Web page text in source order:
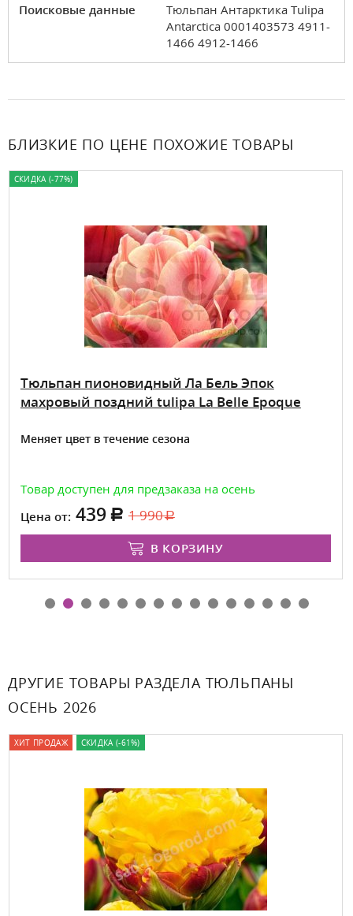
Поисковые данные
Тюльпан Антарктика Tulipa
Antarctica 0001403573 4911-
1466 4912-1466
БЛИЗКИЕ ПО ЦЕНЕ ПОХОЖИЕ ТОВАРЫ
СКИДКА (-77%)
Тюльпан пионовидный Ла Бель Эпок
махровый поздний tulipa La Belle Epoque
Меняет цвет в течение сезона
Товар доступен для предзаказа на осень
Цена от: 439 1 990
В КОРЗИНУ
ДРУГИЕ ТОВАРЫ РАЗДЕЛА ТЮЛЬПАНЫ
ОСЕНЬ 2026
ХИТ ПРОДАЖ СКИДКА (-61%)